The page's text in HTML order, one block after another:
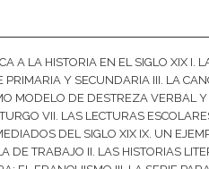
A LA HISTORIA EN EL SIGLO XIX I.
Y SECUNDARIA III. LA
MODELO DE DESTREZA VERBAL
VII. LAS LECTURAS
DEL SIGLO XIX IX. UN
DE TRABAJO II. LAS HISTORIAS